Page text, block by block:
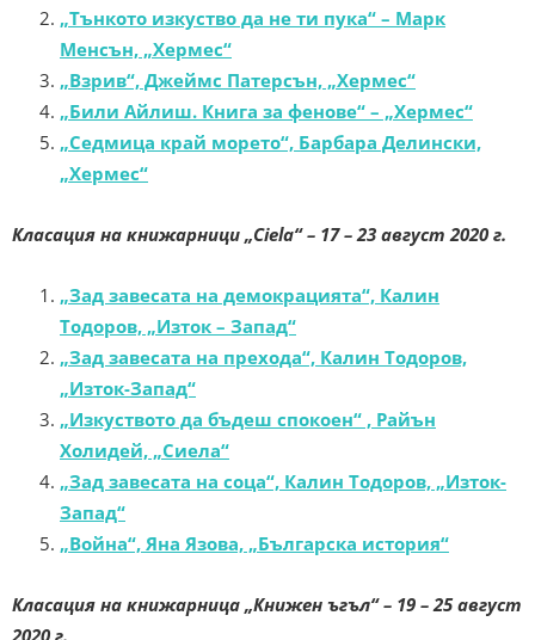
„Тънкото изкуство да не ти пука“ – Марк
Менсън, „Хермес“
„Взрив“, Джеймс Патерсън, „Хермес“
„Били Айлиш. Книга за фенове“ – „Хермес“
„Седмица край морето“, Барбара Делински,
„Хермес“
Класация на книжарници „Ciela“ – 17 – 23 август 2020 г.
„Зад завесата на демокрацията“, Калин
Тодоров, „Изток – Запад“
„Зад завесата на прехода“, Калин Тодоров,
„Изток-Запад“
„Изкуството да бъдеш спокоен“ , Райън
Холидей, „Сиела“
„Зад завесата на соца“, Калин Тодоров, „Изток-
Запад“
„Война“, Яна Язова, „Българска история“
Класация на книжарница „Книжен ъгъл“ – 19 – 25 август
2020 г.